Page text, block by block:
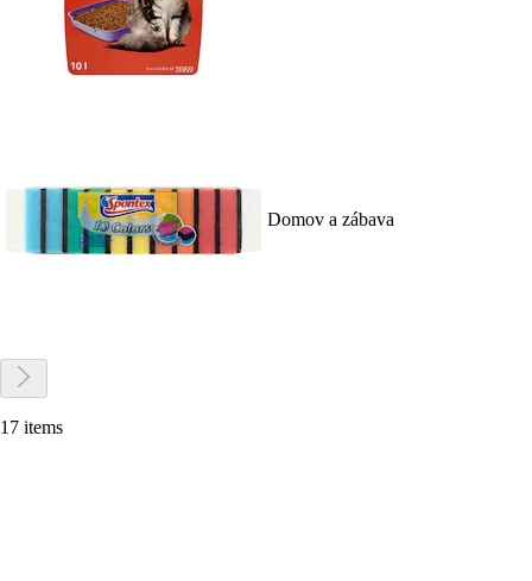
Domov a zábava
17 items